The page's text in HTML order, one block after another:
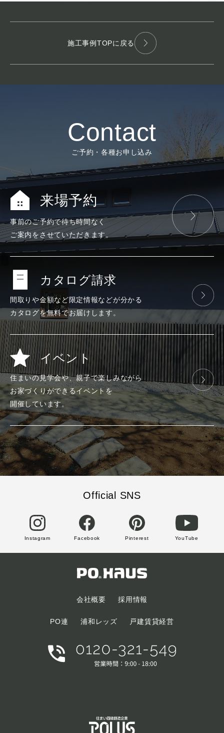
施工事例TOPに戻る
Contact
ご予約・各種お申し込み
来場予約
事前のご予約で待ち時間なく
ご案内をさせていただきます。
カタログ請求
間取りや金額など限定情報などが分かる
カタログを無料でお届けします。
イベント
住まいの見学会や、親子で楽しみながら
お家づくりができるイベントを
開催しています。
Official SNS
Instagram Facebook Pinterest YouTube
会社概要 採用情報
PO連 浦和レッズ 戸建賃貸経営